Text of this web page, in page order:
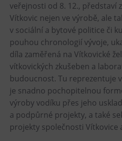
HopJump
Lezecká stěna
Národní zemědělské
Fajna Dilna
FUTUREUM
Prohlídky
Dolní Vítkovice
Hornické muzeum
veřejnosti od 8. 12., představí
Vítkovic nejen ve výrobě, ale
v sociální a bytové politice či
pouhou chronologií vývoje,
díla zaměřená na Vítkovické
vítkovických zkušeben a
budoucnost. Tu reprezentuje
je snadno pochopitelnou
výroby vodíku přes jeho
a podpůrné projekty, a také
projekty společnosti Vítkovice